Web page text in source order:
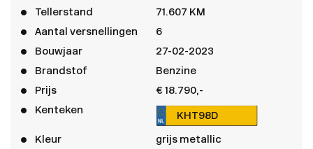
Tellerstand
71.607 KM
Aantal versnellingen
6
Bouwjaar
27-02-2023
Brandstof
Benzine
Prijs
€ 18.790,-
Kenteken
KHT98D
Kleur
grijs metallic